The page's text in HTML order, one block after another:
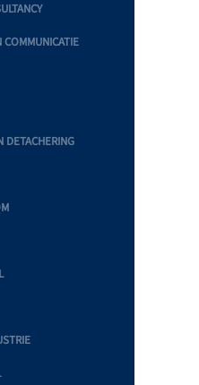
COMMUNICATIE
DETACHERING